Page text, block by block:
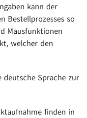
kann der
Bestellprozesses so
Mausfunktionen
welcher den
deutsche Sprache zur
finden in